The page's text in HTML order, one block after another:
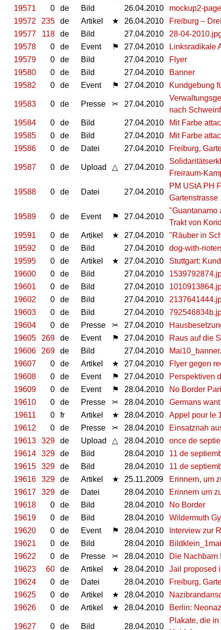
19571
0 de Bild 26.04.2010
mockup2-
19572
235 de Artikel ★ 26.04.2010
Freiburg –
19577
118 de Bild 27.04.2010
28-04-
19578
0 de Event ⚑ 27.04.2010
Linksradikale
19579
0 de Bild 27.04.2010
Flyer
19580
0 de Bild 27.04.2010
Banner
19582
0 de Event ⚑ 27.04.2010 Kundgebung
19583 0 de Presse ✂ 27.04.2010
nach
19584
0 de Bild 27.04.2010
Mit Farbe
19585
0 de Bild 27.04.2010
Mit Farbe
19586
0 de Datei 27.04.2010 Freiburg,
19587 0 de Upload △ 27.04.2010
Freiraum-
19588 0 de Datei 27.04.2010
PM UStA PH
Gartenstrasse
19589 0 de Event ⚑ 27.04.2010
"Guantanamo
Trakt von
19591
0 de Artikel ★ 27.04.2010
"Räuber in
19592
0 de Bild 27.04.2010
dog-with-
19595
0 de Artikel ★ 27.04.2010
Stuttgart:
19600
0 de Bild 27.04.2010
19601
0 de Bild 27.04.2010
19602
0 de Bild 27.04.2010
19603
0 de Bild 27.04.2010
19604
0 de Presse ✂ 27.04.2010
19605
269 de Event ⚑ 27.04.2010
Raus auf die
19606
269 de Bild 27.04.2010
19607
0 de Artikel ★ 27.04.2010
Flyer gegen
19608
0 de Event ⚑ 27.04.2010
Perspektiven
19609
0 de Event ⚑ 28.04.2010
No Border
19610
0 de Presse ✂ 28.04.2010
Germans
19611
0 fr Artikel ★ 28.04.2010
Appel pour le
19612
0 de Presse ✂ 28.04.2010
Einsatznah
19613
329 de Upload △ 28.04.2010
once de
19614
329 de Bild 28.04.2010
11 de
19615
329 de Bild 28.04.2010
11 de
19616
329 de Artikel ★ 25.11.2009
Erinnern, um
19617
329 de Datei 28.04.2010
Erinnern um
19618
0 de Bild 28.04.2010
No Border
19619
0 de Bild 28.04.2010
Wildermuth
19620
0 de Event ⚑ 28.04.2010
Interview zur
19621
0 de Bild 28.04.2010
19622
0 de Presse ✂ 28.04.2010
Die Nachbarn
19623
60 de Artikel ★ 28.04.2010
Jail proposed
19624
0 de Datei 28.04.2010
Freiburg,
19625
0 de Artikel ★ 28.04.2010
19626
0 de Artikel ★ 28.04.2010 Berlin:
19627 0 de Bild 28.04.2010
Plakate, die